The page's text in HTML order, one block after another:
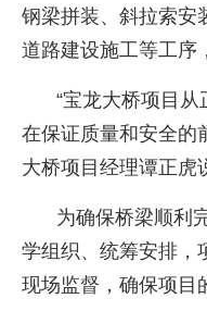
钢梁拼装、斜拉索安
道路建设施工等工序
“宝龙大桥项目
在保证质量和安全的
大桥项目经理谭正虎
为确保桥梁顺利
学组织、统筹安排，
现场监督，确保项目